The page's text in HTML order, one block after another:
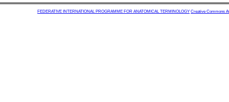
FEDERATIVE INTERNATIONAL PROGRAMME FOR ANATOMICAL TERMINOLOGY Creative Commons